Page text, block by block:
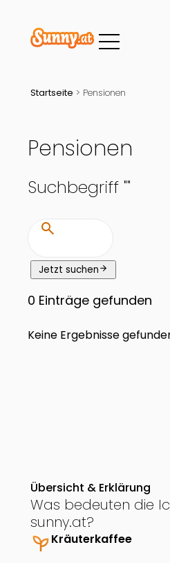
Startseite > Pensionen
Pensionen
Suchbegriff ""
search
Jetzt suchenarrow_forward
0 Einträge gefunden
Keine Ergebnisse
Übersicht & Erklärung
Was bedeuten die
sunny.at?
psychiatryKräuterkaffee